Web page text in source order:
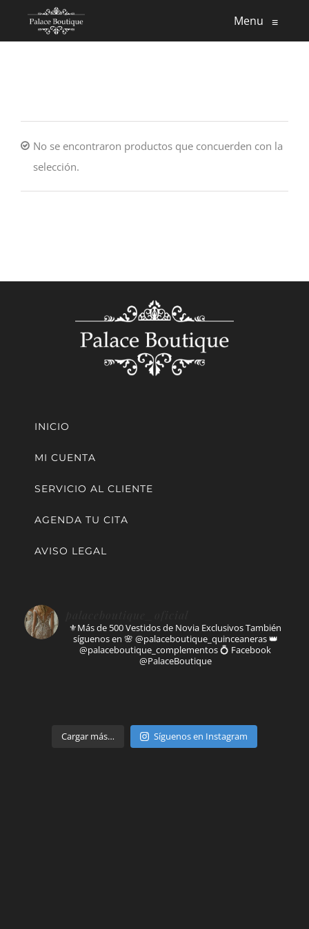
Menu ≡
No se encontraron productos que concuerden con la
selección.
INICIO
MI CUENTA
SERVICIO AL CLIENTE
AGENDA TU CITA
AVISO LEGAL
⚜️Más de 500 Vestidos de Novia ExclusivosTambién
síguenos en 🌸 @palaceboutique_quinceaneras👑
@palaceboutique_complementos💍 Facebook
@PalaceBoutique
Parte de
Cargar más… Síguenos en Instagram